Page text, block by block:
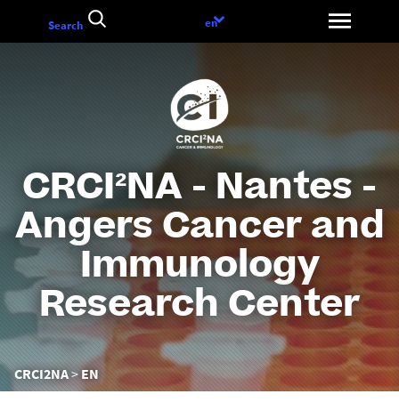
au
CRCI²NA - Nantes -
Angers Cancer and
Immunology
Research Center
Vous
êtes
CRCI2NA EN
Search
Language
en